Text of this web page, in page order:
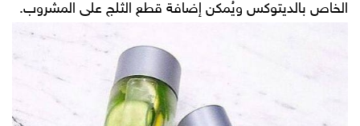
الخاص بالديتوكس ويُمكن إضافة قطع الثلج على المشروب.